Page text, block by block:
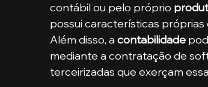
contábil ou pelo próprio
possui características
Além disso, a contabilidade
mediante a contratação de
terceirizadas que exerçam